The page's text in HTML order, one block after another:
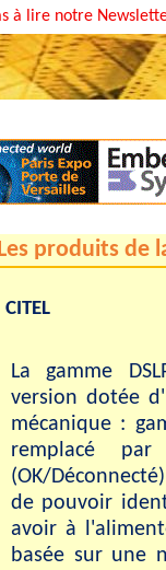
à lire notre
produits de
CITEL
La gamme
version dotée
mécanique :
remplacé
(OK/
de pouvoir
avoir à
basée sur une